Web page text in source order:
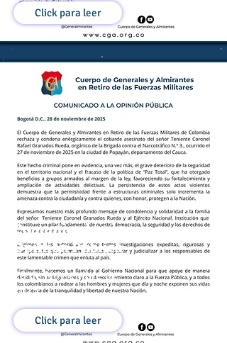
Click para leer
Comunicado a la
Opinión Pública
28 de Noviembre de
2025
Click para leer